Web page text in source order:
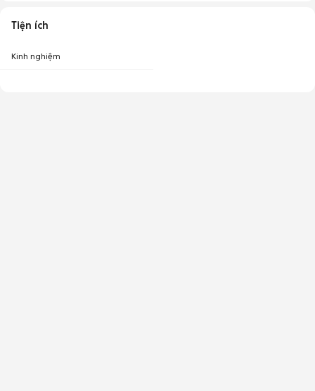
Tiện ích
Kinh nghiệm